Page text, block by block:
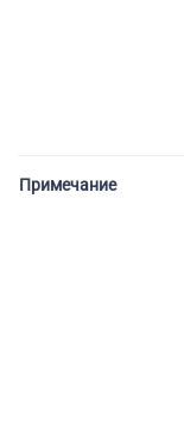
Примечание